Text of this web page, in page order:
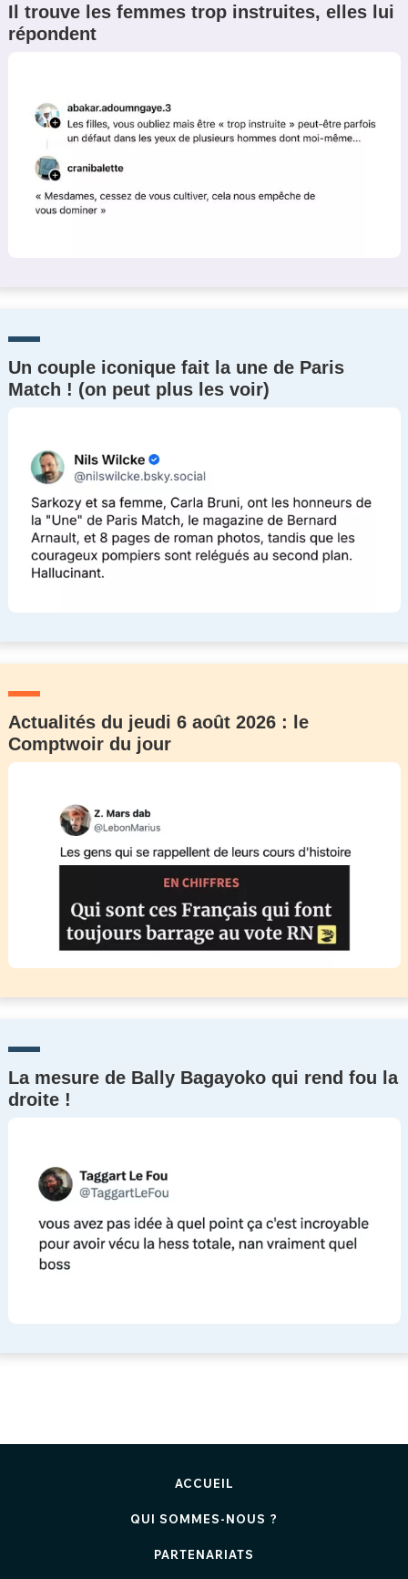
Il trouve les femmes trop instruites, elles lui
répondent
Un couple iconique fait la une de Paris
Match ! (on peut plus les voir)
Actualités du jeudi 6 août 2026 : le
Comptwoir du jour
La mesure de Bally Bagayoko qui rend fou la
droite !
ACCUEIL
QUI SOMMES-NOUS ?
PARTENARIATS